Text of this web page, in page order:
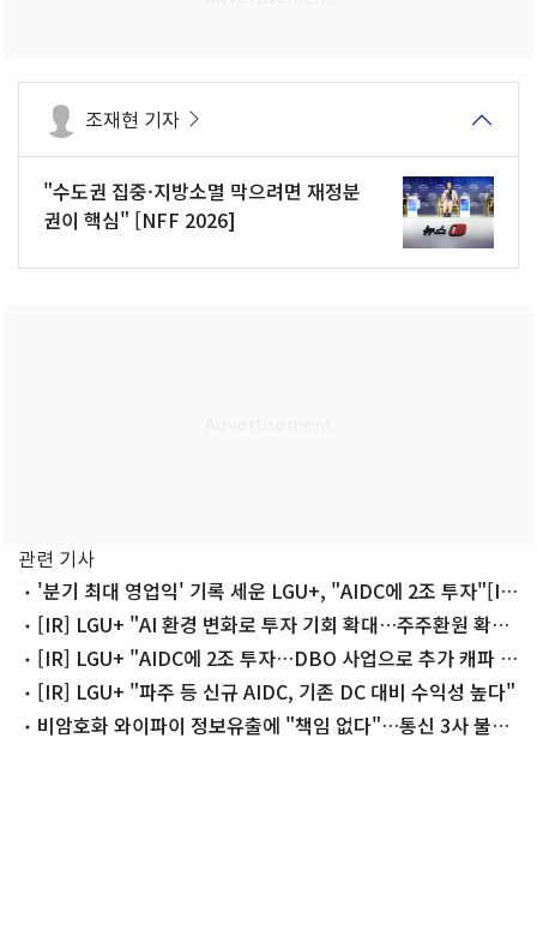
조재현 기자
"수도권 집중·지방소멸 막으려면 재정분
권이 핵심" [NFF 2026]
관련 기사
'분기 최대 영업익' 기록 세운 LGU+, "AIDC에 2조 투자"[IR
종합]
[IR] LGU+ "AI 환경 변화로 투자 기회 확대…주주환원 확대
기조 유지"
[IR] LGU+ "AIDC에 2조 투자…DBO 사업으로 추가 캐파 확
보"[IR] LGU+ "파주 등 신규 AIDC, 기존 DC 대비 수익성 높다"
비암호화 와이파이 정보유출에 "책임 없다"…통신 3사 불공